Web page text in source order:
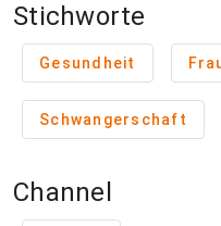
Stichworte
Gesundheit
Schwangerschaft
Channel